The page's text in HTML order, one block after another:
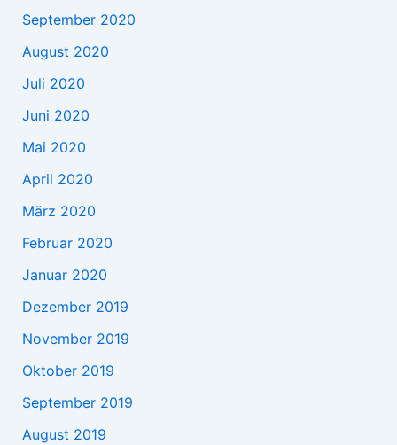
September 2020
August 2020
Juli 2020
Juni 2020
Mai 2020
April 2020
März 2020
Februar 2020
Januar 2020
Dezember 2019
November 2019
Oktober 2019
September 2019
August 2019